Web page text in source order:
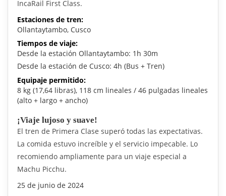
IncaRail First Class.
Estaciones de tren:
Ollantaytambo, Cusco
Tiempos de viaje:
Desde la estación Ollantaytambo: 1h 30m
Desde la estación de Cusco: 4h (Bus + Tren)
Equipaje permitido:
8 kg (17,64 libras), 118 cm lineales / 46 pulgadas lineales
(alto + largo + ancho)
¡Viaje lujoso y suave!
El tren de Primera Clase superó todas las expectativas.
La comida estuvo increíble y el servicio impecable. Lo
recomiendo ampliamente para un viaje especial a
Machu Picchu.
25 de junio de 2024